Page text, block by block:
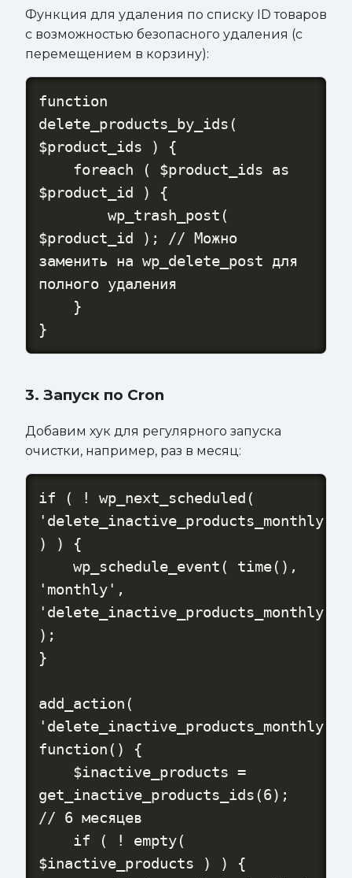
Функция для удаления по списку ID товаров
с возможностью безопасного удаления (с
перемещением в корзину):
function
delete_products_by_ids(
$product_ids ) {
$product_id ) {
$product_id ); // Можно
заменить на wp_delete_post для
полного удаления
}
3. Запуск по Cron
Добавим хук для регулярного запуска
очистки, например, раз в месяц:
if ( ! wp_next_scheduled(
'delete_inactive_products_monthly'
) ) {
'monthly',
'delete_inactive_products_monthly'
);
}
add_action(
'delete_inactive_products_monthly',
function() {
get_inactive_products_ids(6);
// 6 месяцев
$inactive_products ) ) {